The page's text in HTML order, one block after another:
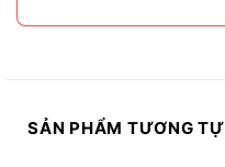
SẢN PHẨM TƯƠNG TỰ